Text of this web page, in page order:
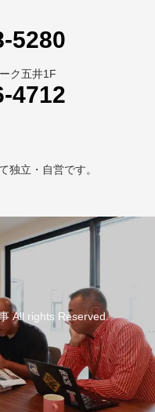
5280
ク五井1F
4712
独立・自営です。
All rights Reserved.